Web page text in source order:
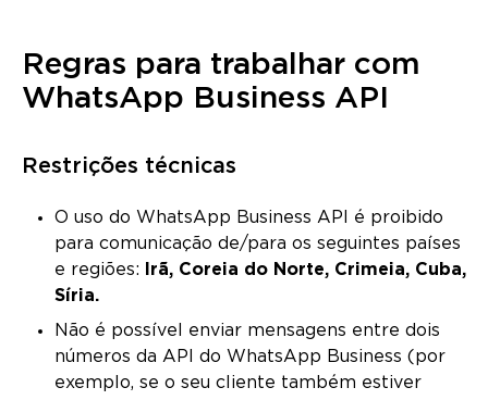
Regras para trabalhar com
WhatsApp Business API
Restrições técnicas
O uso do WhatsApp Business API é proibido
para comunicação de/para os seguintes países
e regiões:
Irã, Coreia do Norte, Crimeia, Cuba,
Síria.
Não é possível enviar mensagens entre dois
números da API do WhatsApp Business (por
exemplo, se o seu cliente também estiver